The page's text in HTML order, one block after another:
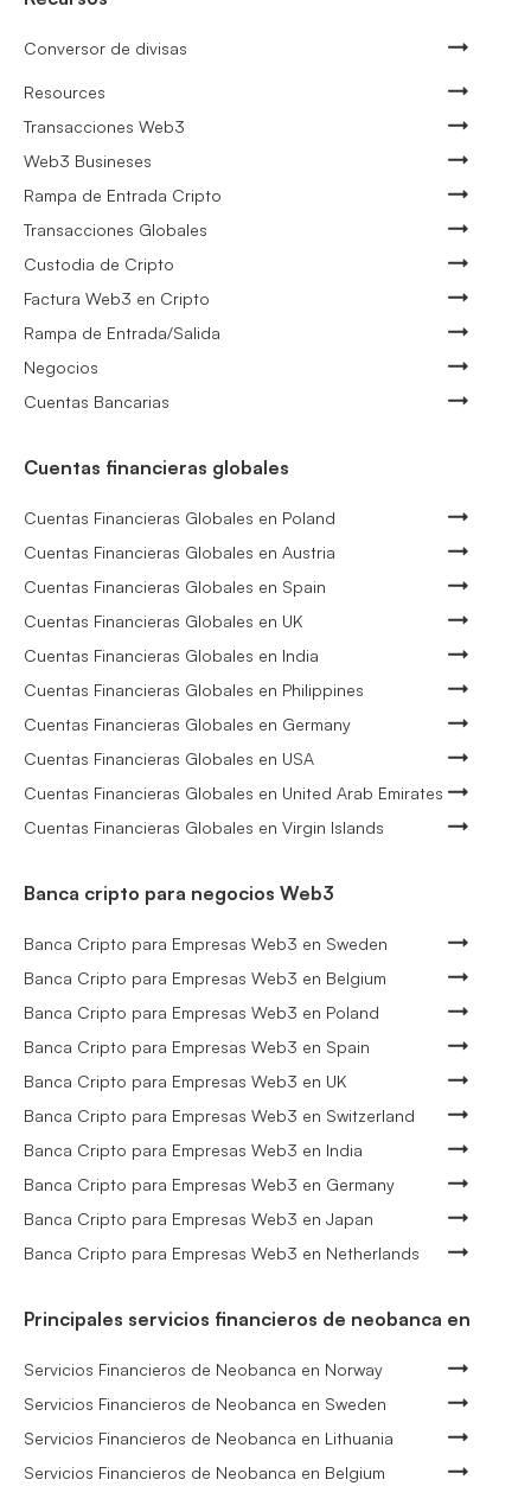
Conversor de divisas
Resources
Transacciones Web3
Web3 Busineses
Rampa de Entrada Cripto
Transacciones Globales
Custodia de Cripto
Factura Web3 en Cripto
Rampa de Entrada/Salida
Negocios
Cuentas Bancarias
Cuentas financieras globales
Cuentas Financieras Globales en Poland
Cuentas Financieras Globales en Austria
Cuentas Financieras Globales en Spain
Cuentas Financieras Globales en UK
Cuentas Financieras Globales en India
Cuentas Financieras Globales en Philippines
Cuentas Financieras Globales en Germany
Cuentas Financieras Globales en USA
Cuentas Financieras Globales en United Arab Emirates
Cuentas Financieras Globales en Virgin Islands
Banca cripto para negocios Web3
Banca Cripto para Empresas Web3 en Sweden
Banca Cripto para Empresas Web3 en Belgium
Banca Cripto para Empresas Web3 en Poland
Banca Cripto para Empresas Web3 en Spain
Banca Cripto para Empresas Web3 en UK
Banca Cripto para Empresas Web3 en Switzerland
Banca Cripto para Empresas Web3 en India
Banca Cripto para Empresas Web3 en Germany
Banca Cripto para Empresas Web3 en Japan
Banca Cripto para Empresas Web3 en Netherlands
Principales servicios financieros de neobanca en
Servicios Financieros de Neobanca en Norway
Servicios Financieros de Neobanca en Sweden
Servicios Financieros de Neobanca en Lithuania
Servicios Financieros de Neobanca en Belgium